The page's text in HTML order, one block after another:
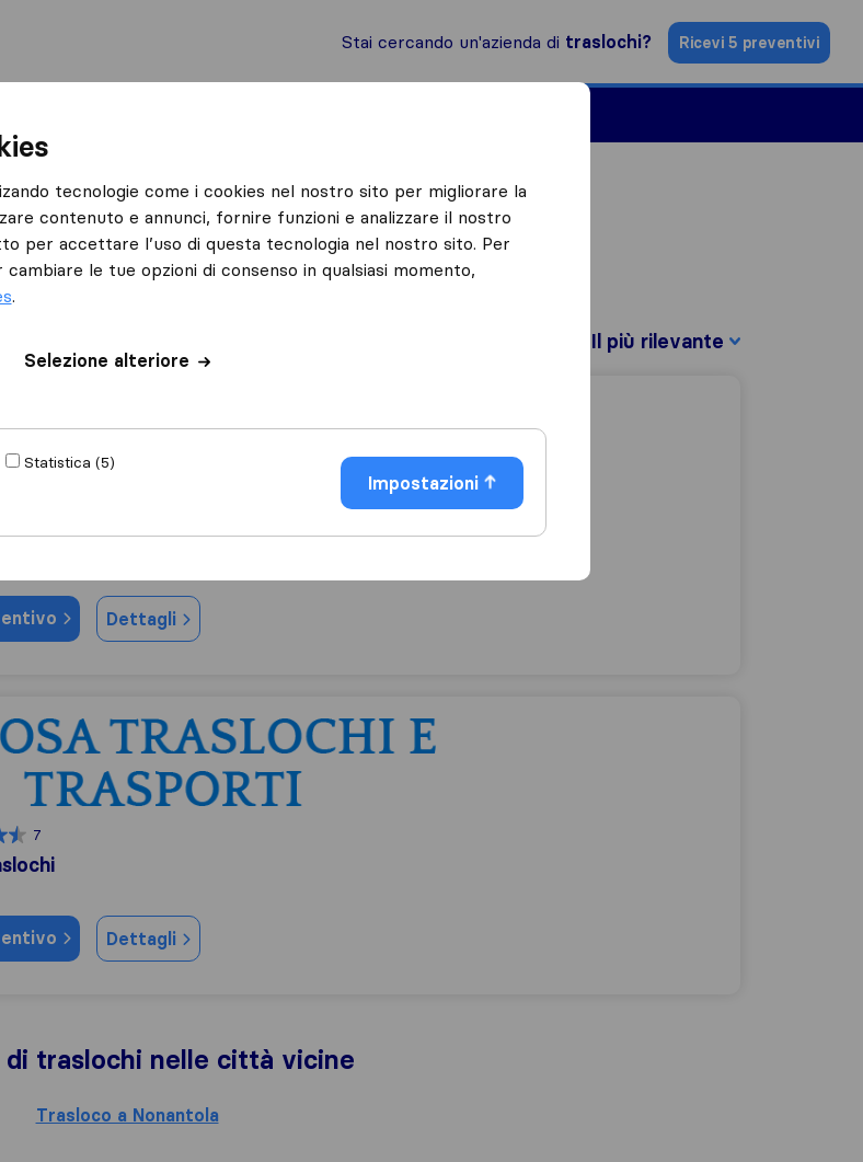
Stai cercando un'azienda di traslochi? Ricevi 5 preventivi
Dettagli
7
Dettagli
di traslochi nelle città vicine
Trasloco a Nonantola
tecnologie come i cookies nel nostro sito per migliorare la
contenuto e annunci, fornire funzioni e analizzare il nostro
per accettare l’uso di questa tecnologia nel nostro sito. Per
le tue opzioni di consenso in qualsiasi momento,
.
Selezione alteriore
Statistica (5)
Impostazioni